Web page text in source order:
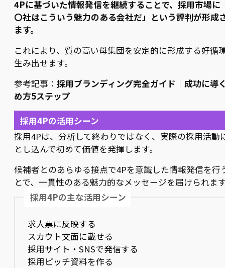
4Pに基づいた情報発信を継続することで、採用市場に
〇社はこういう魅力のある会社だ」という評判が形成
ます。
これにより、質の高い母集団を安定的に形成する好循
生み出せます。
参考記事： 採用ブランディング完全ガイド｜成功に導
め方5ステップ
採用4Pの活用シーン
採用4Pは、分析して終わりではなく、実際の採用活動
とし込んで初めて価値を発揮します。
候補者とのあらゆる接点で4Pを意識した情報発信を行
とで、一貫性のある魅力的なメッセージを届けられま
採用4Pの主な活用シーン
求人票に反映する
スカウト文面に載せる
採用サイト・SNSで発信する
採用ピッチ資料を作る